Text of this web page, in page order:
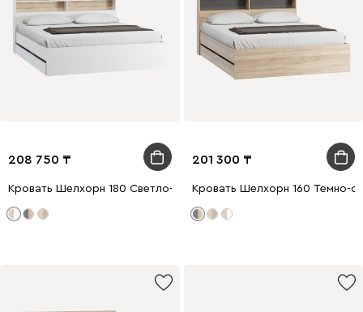
208 750
Кровать Шелхорн 180 Светло-бежевый
201 300
Кровать Шелхорн 160 Темно-